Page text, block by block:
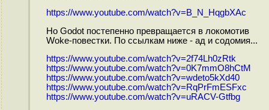
https://www.youtube.com/watch?v=B_N_HqgbXAc
Но Godot постепенно превращается в локомотив
Wоke-пoвecтки. По ссылкам ниже - aд и coдoмия...
https://www.youtube.com/watch?v=2f74Lh0zRtk
https://www.youtube.com/watch?v=0K7mmO8hCtM
https://www.youtube.com/watch?v=wdeto5kXd40
https://www.youtube.com/watch?v=RqPrFmESFxc
https://www.youtube.com/watch?v=uRACV-Gtfbg